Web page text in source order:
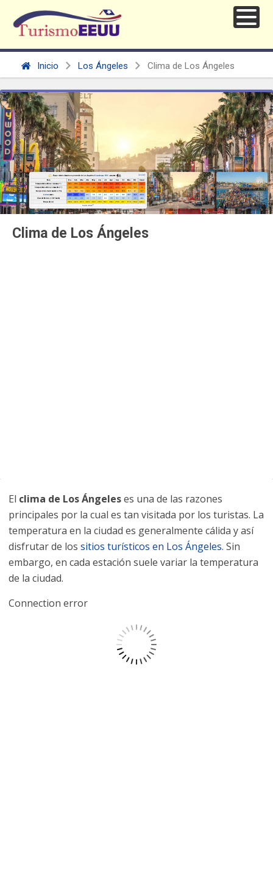
Inicio Los Ángeles Clima de Los Ángeles
Clima de Los Ángeles
El clima de Los Ángeleses una de las razones
principales por la cual es tan visitada por los turistas. La
temperatura en la ciudad es generalmente cálida y así
disfrutar de los sitios turísticos en Los Ángeles. Sin
embargo, en cada estación suele variar la temperatura
de la ciudad.
Connection error